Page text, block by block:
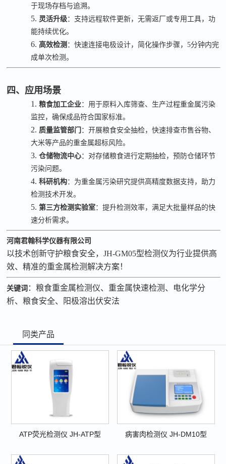
于现场存档与追溯。
5. 灵活升级：支持远程软件更新，无需返厂或专用工具，功
能持续优化。
6.高效检测 ：快速连接电极设计，简化操作步骤，5分钟内完
成单次检测。
四、应用场景
1.粮食加工企业：用于原料入库筛查、生产过程重金属污染
监控，确保成品符合国家标准。
2. 质量监管部门
：开展粮食安全抽检，快速排查市售谷物、
大米等产品的重金属超标风险。
3.仓储物流中心：对存储粮食进行定期抽检，预防仓储环节
污染问题。
4.科研机构：为重金属污染研究提供高精度数据支持，助力
检测技术开发。
5.第三方检测实验室：提升检测效率，满足大批量样品的快
速分析需求。
河南君翰科学仪器有限公司
以技术创新守护粮食安全，JH-GM05型检测仪为行业提供高
效、精准的重金属检测解决方案！
关键词 ：粮食重金属检测仪、重金属快速检测、电化学分
析、粮食安全、阳极溶出伏安法
同类产品
ATP荧光检测仪 JH-ATP型 病害肉检测仪 JH-DM10型